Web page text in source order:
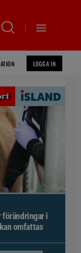
LOGGA IN
i
omfattas